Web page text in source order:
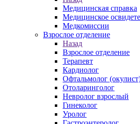
Медицинская справка
Ме­дицин­ское
Медкомиссии
Взрослое отделение
Назад
Взрослое отделение
Терапевт
Кардиолог
Офтальмолог
Отоларинголог
Невролог взрослый
Гинеколог
Уролог